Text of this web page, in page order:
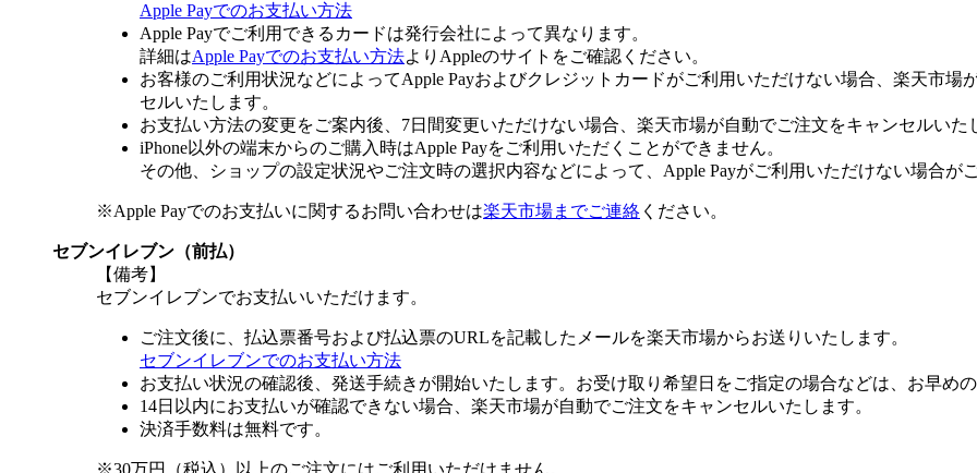
Apple Payでのお支払い方法
Apple Payでご利用できるカードは発行会社によって異なります。
詳細はApple Payでのお支払い方法よりAppleのサイトをご確認ください。
お客様のご利用状況などによってApple Payおよびクレジットカードがご利用いただけない場合、楽天市
セルいたします。
お支払い方法の変更をご案内後、7日間変更いただけない場合、楽天市場が自動でご注文をキャンセルいた
iPhone以外の端末からのご購入時はApple Payをご利用いただくことができません。
その他、ショップの設定状況やご注文時の選択内容などによって、Apple Payがご利用いただけない場合が
※Apple Payでのお支払いに関するお問い合わせは楽天市場までご連絡 ください。
セブンイレブン（前払）
【備考】
セブンイレブンでお支払いいただけます。
ご注文後に、払込票番号および払込票のURLを記載したメールを楽天市場からお送りいたします。
セブンイレブンでのお支払い方法
お支払い状況の確認後、発送手続きが開始いたします。お受け取り希望日をご指定の場合などは、お早め
14日以内にお支払いが確認できない場合、楽天市場が自動でご注文をキャンセルいたします。
決済手数料は無料です。
※30万円（税込）以上のご注文にはご利用いただけません。